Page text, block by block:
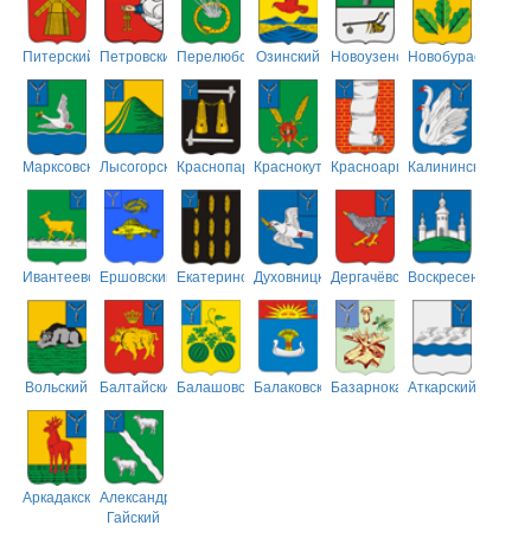
Питерский ПетровскийПерелюбскийОзинский НовоузенскийНовобурасский
МарксовскийЛысогорскийКраснопартизанский
КраснокутскийКрасноармейский
Калининский
ИвантеевскийЕршовский ЕкатериновскийДуховницкийДергачёвскийВоскресенский
Вольский БалтайскийБалашовскийБалаковскийБазарнокарабулакский
Аткарский
АркадакскийАлександрово-
Гайский